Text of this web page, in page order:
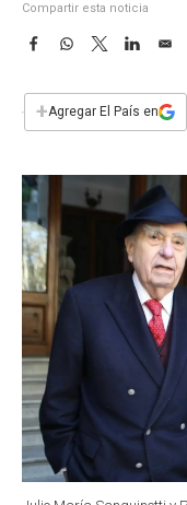
Compartir esta noticia
F
e
b
k
W
s
T
w
t
L
n
E
i
l
+Agregar El País en